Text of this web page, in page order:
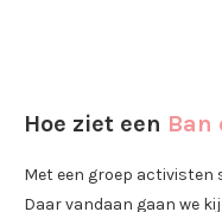
Hoe ziet een Ban
Met een groep activisten
Daar vandaan gaan we